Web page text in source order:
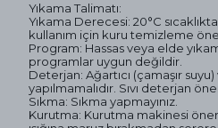
Yıkama Talimatı:
Yıkama Derecesi: 20°C
kullanım için kuru temizleme
Program: Hassas veya elde
programlar uygun değildir.
Deterjan: Ağartıcı (çamaşır
yapılmamalıdır. Sıvı deterjan
Sıkma: Sıkma yapmayınız.
Kurutma: Kurutma makinesi